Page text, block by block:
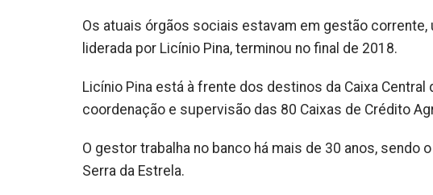
Os atuais órgãos sociais estavam em gestão
liderada por Licínio Pina, terminou no final de 2018.
Licínio Pina está à frente dos destinos da Caixa
coordenação e supervisão das 80 Caixas de Crédito
O gestor trabalha no banco há mais de 30 anos, sendo
Serra da Estrela.